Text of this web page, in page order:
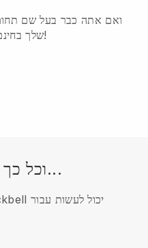
ואם אתה כבר בעל שם
Blackbell שלך בחינם!
וכל כך הרבה יותר...